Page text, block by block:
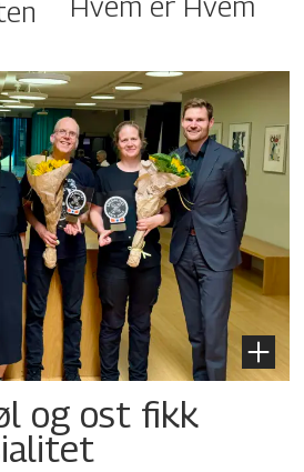
og ost fikk